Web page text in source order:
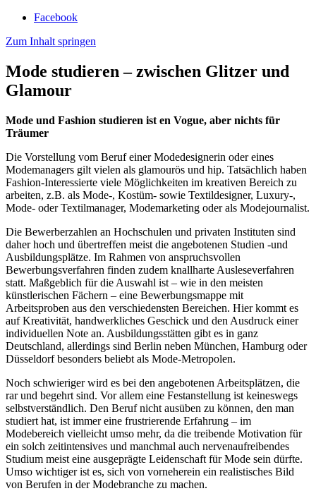
Facebook
Zum Inhalt springen
Mode studieren – zwischen Glitzer und
Glamour
Mode und Fashion studieren ist en Vogue, aber nichts für
Träumer
Die Vorstellung vom Beruf einer Modedesignerin oder eines
Modemanagers gilt vielen als glamourös und hip. Tatsächlich haben
Fashion-Interessierte viele Möglichkeiten im kreativen Bereich zu
arbeiten, z.B. als Mode-, Kostüm- sowie Textildesigner, Luxury-,
Mode- oder Textilmanager, Modemarketing oder als Modejournalist.
Die Bewerberzahlen an Hochschulen und privaten Instituten sind
daher hoch und übertreffen meist die angebotenen Studien -und
Ausbildungsplätze. Im Rahmen von anspruchsvollen
Bewerbungsverfahren finden zudem knallharte Ausleseverfahren
statt. Maßgeblich für die Auswahl ist – wie in den meisten
künstlerischen Fächern – eine Bewerbungsmappe mit
Arbeitsproben aus den verschiedensten Bereichen. Hier kommt es
auf Kreativität, handwerkliches Geschick und den Ausdruck einer
individuellen Note an. Ausbildungsstätten gibt es in ganz
Deutschland, allerdings sind Berlin neben München, Hamburg oder
Düsseldorf besonders beliebt als Mode-Metropolen.
Noch schwieriger wird es bei den angebotenen Arbeitsplätzen, die
rar und begehrt sind. Vor allem eine Festanstellung ist keineswegs
selbstverständlich. Den Beruf nicht ausüben zu können, den man
studiert hat, ist immer eine frustrierende Erfahrung – im
Modebereich vielleicht umso mehr, da die treibende Motivation für
ein solch zeitintensives und manchmal auch nervenaufreibendes
Studium meist eine ausgeprägte Leidenschaft für Mode sein dürfte.
Umso wichtiger ist es, sich von vorneherein ein realistisches Bild
von Berufen in der Modebranche zu machen.